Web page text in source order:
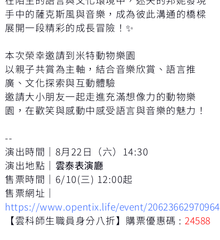
手中的薩克斯風與音樂，成為彼此溝通的橋樑
展開一段精彩的成長冒險！✨️
本次榮幸邀請到米特動物樂園
以親子共賞為主軸，結合音樂欣賞、語言推
廣、文化探索與互動體驗
邀請大小朋友一起走進充滿想像力的動物樂
園，在歡笑與感動中感受語言與音樂的魅力！
--
演出時間｜8月22日（六）14:30
演出地點｜ 雲泰表演廳
售票時間｜6/10(三) 12:00起
售票網址｜
https://www.opentix.life/event/
【雲科師生職員身分八折】購票優惠碼 : 24588